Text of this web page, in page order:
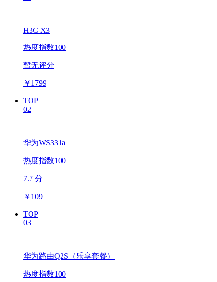
H3C X3
热度指数100
暂无评分
￥ 1799
TOP
02
华为WS331a
热度指数100
7.7 分
￥ 109
TOP
03
华为路由Q2S（乐享套餐）
热度指数100